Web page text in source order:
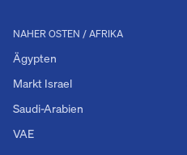
NAHER OSTEN / AFRIKA
Ägypten
Markt Israel
Saudi-Arabien
VAE